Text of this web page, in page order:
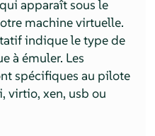
apparaît sous le
machine virtuelle.
indique le type de
à émuler. Les
spécifiques au pilote
virtio, xen, usb ou